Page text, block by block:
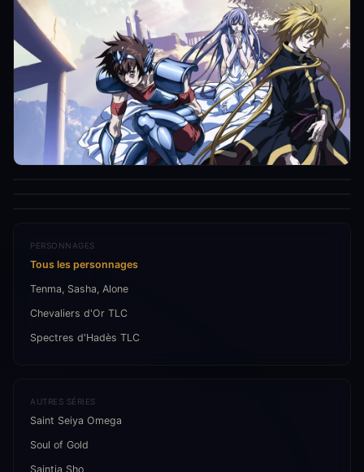
PERSONNAGES
Tous les personnages
Tenma, Sasha, Alone
Chevaliers d'Or TLC
Spectres d'Hadès TLC
AUTRES SÉRIES
Saint Seiya Omega
Soul of Gold
Saintia Sho